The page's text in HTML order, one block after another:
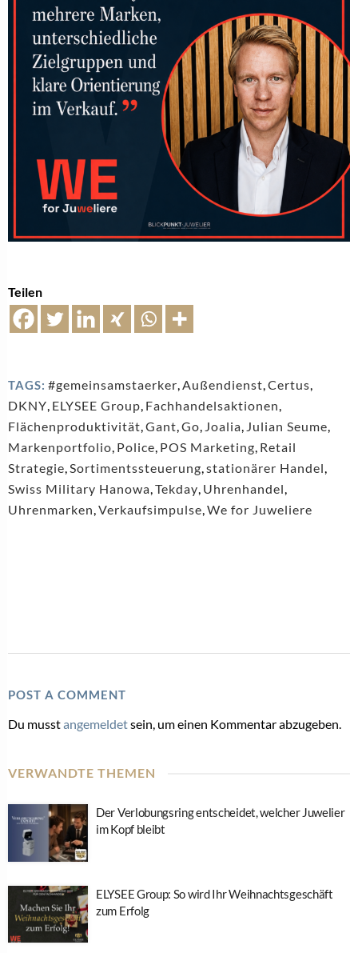
Teilen
TAGS: #gemeinsamstaerker,Außendienst,Certus,
DKNY, ELYSEE Group, Fachhandelsaktionen,
Flächenproduktivität,Gant,Go, Joalia, Julian Seume,
Markenportfolio, Police, POS Marketing, Retail
Strategie,Sortimentssteuerung,stationärer Handel,
Swiss Military Hanowa,Tekday, Uhrenhandel,
Uhrenmarken,Verkaufsimpulse,We for Juweliere
POST A COMMENT
Du musstangemeldetsein, um einen Kommentar abzugeben.
VERWANDTE THEMEN
Der Verlobungsring entscheidet, welcher Juwelier
im Kopf bleibt
ELYSEE Group: So wird Ihr Weihnachtsgeschäft
zum Erfolg